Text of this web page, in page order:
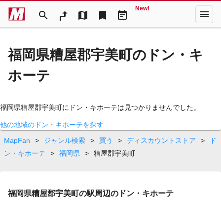
search map bookmark event_note
New! menu
福岡県糟屋郡宇美町のドン・キ
ホーテ
福岡県糟屋郡宇美町にドン・キホーテは見つかりませんでした。
他の地域のドン・キホーテを探す
MapFan
> ジャンル検索 > 買う > ディスカウントストア >
ド
ン・キホーテ
> 福岡県 > 糟屋郡宇美町
福岡県糟屋郡宇美町の駅周辺のドン・キホーテ